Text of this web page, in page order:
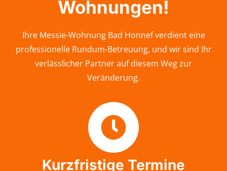
Wohnungen!
Ihre Messie-Wohnung Bad Honnef verdient eine
professionelle Rundum-Betreuung, und wir sind Ihr
verlässlicher Partner auf diesem Weg zur
Veränderung.
Kurzfristige Termine